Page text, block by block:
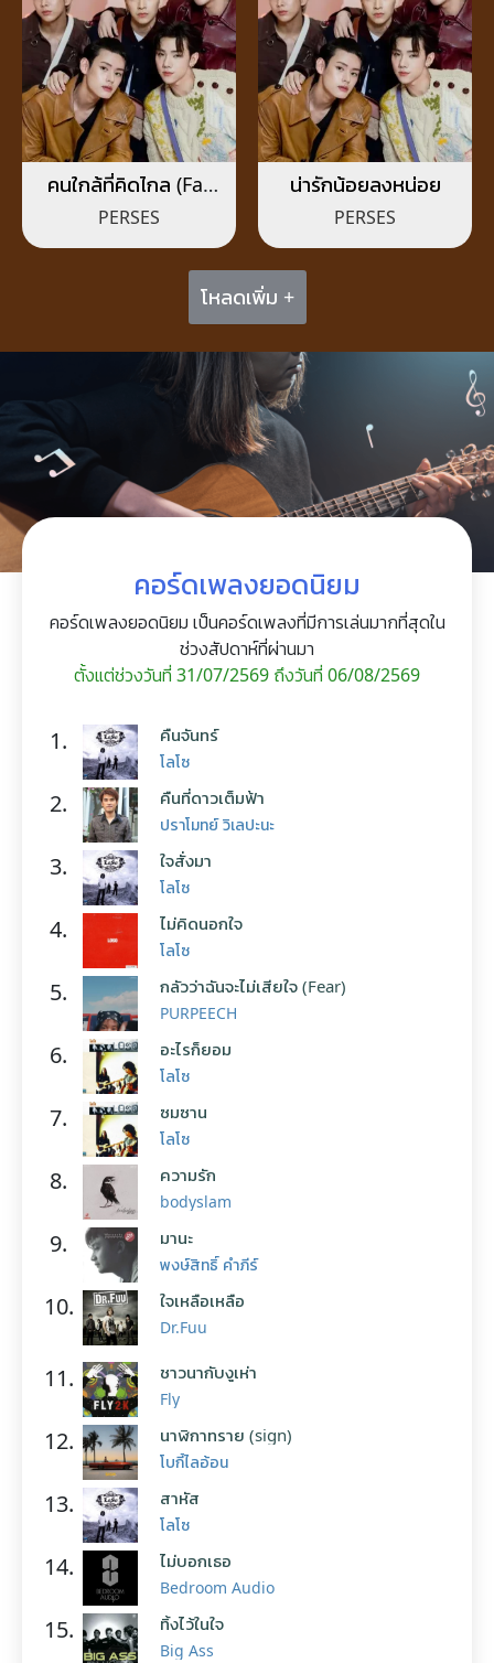
คนใกล้ที่คิดไกล (Far
Too Close)
PERSES
น่ารักน้อยลงหน่อย
PERSES
โหลดเพิ่ม +
คอร์ดเพลงยอดนิยม
คอร์ดเพลงยอดนิยม เป็นคอร์ดเพลงที่มีการเล่นมากที่สุดใน
ช่วงสัปดาห์ที่ผ่านมา
ตั้งแต่ช่วงวันที่ 31/07/2569 ถึงวันที่ 06/08/2569
1. คืนจันทร์
โลโซ
2. คืนที่ดาวเต็มฟ้า
ปราโมทย์ วิเลปะนะ
3. ใจสั่งมา
โลโซ
4. ไม่คิดนอกใจ
โลโซ
5. กลัวว่าฉันจะไม่เสียใจ (Fear)
PURPEECH
6. อะไรก็ยอม
โลโซ
7. ซมซาน
โลโซ
8. ความรัก
bodyslam
9. มานะ
พงษ์สิทธิ์ คำภีร์
10. ใจเหลือเหลือ
Dr.Fuu
11. ชาวนากับงูเห่า
Fly
12. นาฬิกาทราย (sign)
โบกี้ไลอ้อน
13. สาหัส
โลโซ
14. ไม่บอกเธอ
Bedroom Audio
15. ทิ้งไว้ในใจ
Big Ass